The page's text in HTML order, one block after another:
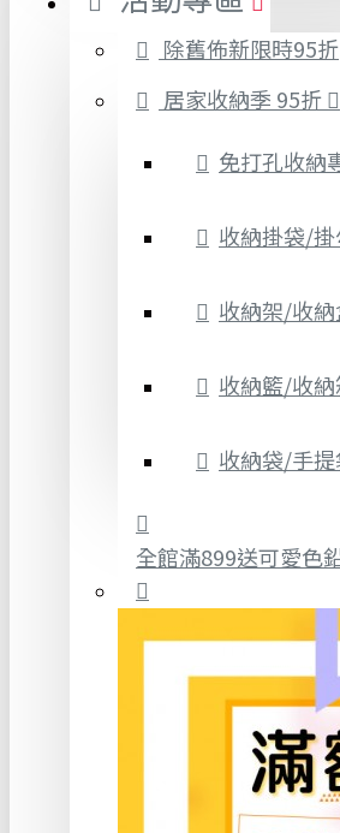
除舊佈新限時95折
居家收納季 95折
免打孔收納
收納掛袋/掛
收納架/收納
收納籃/收納
收納袋/手提
全館滿899送可愛色